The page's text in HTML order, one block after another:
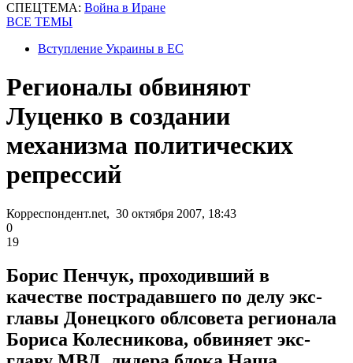
СПЕЦТЕМА: Война в Иране
ВСЕ ТЕМЫ
Вступление Украины в ЕС
Регионалы обвиняют
Луценко в создании
механизма политических
репрессий
Корреспондент.net, 30 октября 2007, 18:43
0
19
Борис Пенчук, проходивший в
качестве пострадавшего по делу экс-
главы Донецкого облсовета регионала
Бориса Колесникова, обвиняет экс-